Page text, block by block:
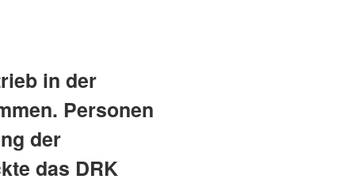
in der
Personen
der
das DRK